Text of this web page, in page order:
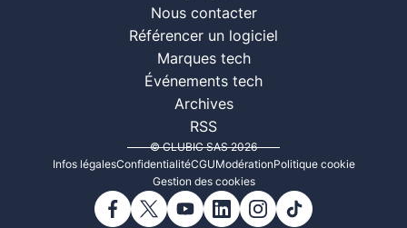
Nous contacter
Référencer un logiciel
Marques tech
Événements tech
Archives
RSS
© CLUBIC SAS 2026
Infos légalesConfidentialitéCGUModérationPolitique cookie
Gestion des cookies